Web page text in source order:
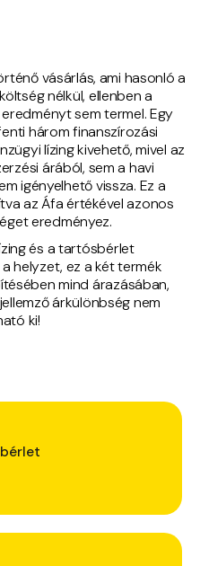
vásárlás, ami hasonló a
nélkül, ellenben a
sem termel. Egy
három finanszírozási
lízing kivehető, mivel az
árából, sem a havi
igényelhető vissza. Ez a
az Áfa értékével azonos
eredményez.
és a tartósbérlet
helyzet, ez a két termék
mind árazásában,
árkülönbség nem
ki!